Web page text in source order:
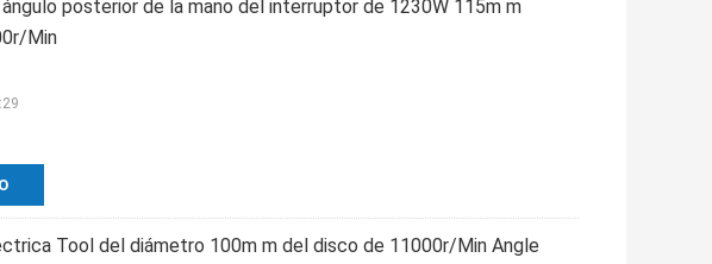
posterior de la mano del interruptor de 1230W 115m m
Min
Tool del diámetro 100m m del disco de 11000r/Min Angle